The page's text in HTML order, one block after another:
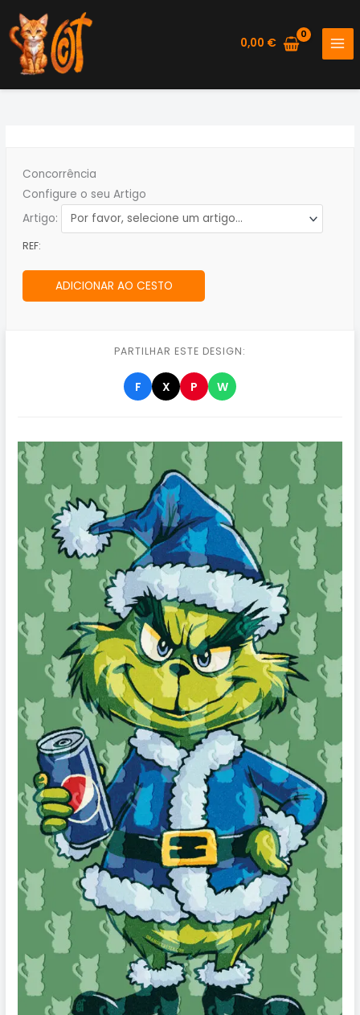
to
content
0,00 €
PARTILHAR ESTE DESIGN:
F X P W
Concorrência
Configure o seu Artigo
Artigo:
REF:
ADICIONAR AO CESTO